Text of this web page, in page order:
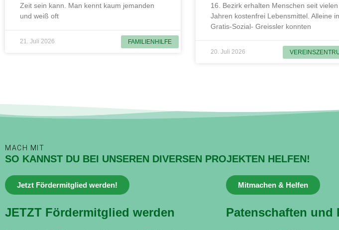
FAMILIENHILFE
Zeit sein kann. Man kennt kaum jemanden
und weiß oft
21. Juli 2026
16. Bezirk erhalten Menschen seit vielen
Jahren kostenfrei Lebensmittel. Alleine
Gratis-Sozial- Greissler konnten
20. Juli 2026
MACH MIT
SO KANNST DU BEI UNSEREN DIVERSEN PROJEKTEN HELFEN!
Jetzt Fördermitglied werden!
JETZT Fördermitglied werden
Mitmachen & Helfen
Patenschaften und